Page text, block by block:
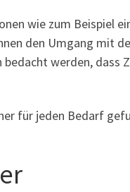
wie zum Beispiel
den Umgang mit
werden, dass
für jeden Bedarf